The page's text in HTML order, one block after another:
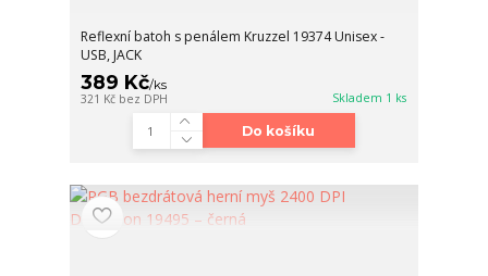
Reflexní batoh s penálem Kruzzel 19374 Unisex -
USB, JACK
389 Kč/ks
321 Kč bez DPH Skladem 1 ks
Do košíku